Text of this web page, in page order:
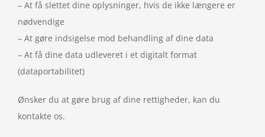
– At få slettet dine oplysninger, hvis de ikke længere er
nødvendige
– At gøre indsigelse mod behandling af dine data
– At få dine data udleveret i et digitalt format
(dataportabilitet)
Ønsker du at gøre brug af dine rettigheder, kan du
kontakte os.